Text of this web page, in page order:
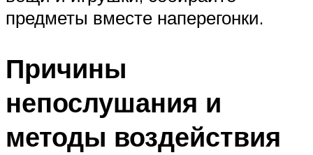
предметы вместе наперегонки.
Причины
непослушания и
методы воздействия